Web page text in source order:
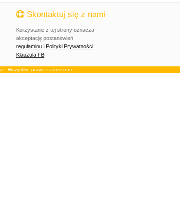
Skontaktuj się z nami
Korzystanie z tej strony oznacza
akceptację postanowień
regulaminu i Polityki Prywatności
Klauzula FB
. Wszystkie prawa zastrzeżone.